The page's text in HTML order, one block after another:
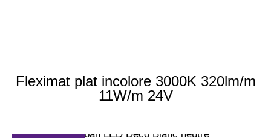
Fleximat plat incolore 3000K 320lm/m
11W/m 24V